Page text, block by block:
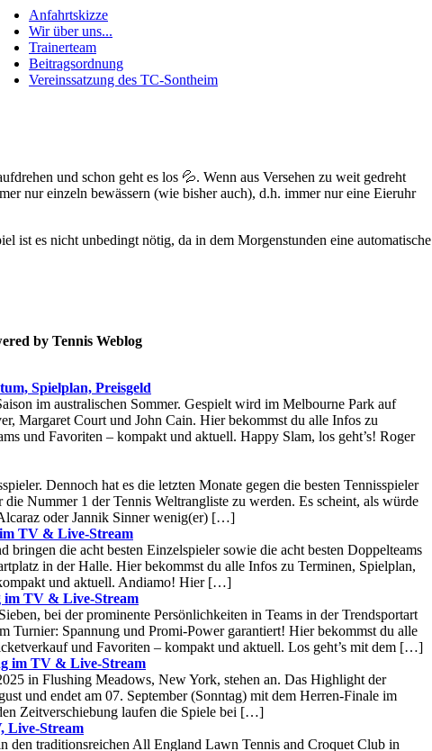
Anfahrtskizze
Wir über uns...
Trainerteam
Beitragsordnung
Vereinssatzung des TC-Sontheim
und schon geht es los 💦. Wenn aus Versehen zu weit gedreht
nur einzeln bewässern (wie bisher auch), d.h. immer nur eine Eieruhr
ist es nicht unbedingt nötig, da in dem Morgenstunden eine automatische
by Tennis Weblog
Spielplan, Preisgeld
im australischen Sommer. Gespielt wird im Melbourne Park auf
Margaret Court und John Cain. Hier bekommst du alle Infos zu
und Favoriten – kompakt und aktuell. Happy Slam, los geht’s! Roger
Dennoch hat es die letzten Monate gegen die besten Tennisspieler
Nummer 1 der Tennis Weltrangliste zu werden. Es scheint, als würde
oder Jannik Sinner wenig(er) […]
TV & Live-Stream
die acht besten Einzelspieler sowie die acht besten Doppelteams
in der Halle. Hier bekommst du alle Infos zu Terminen, Spielplan,
und aktuell. Andiamo! Hier […]
im TV & Live-Stream
bei der prominente Persönlichkeiten in Teams in der Trendsportart
Turnier: Spannung und Promi-Power garantiert! Hier bekommst du alle
und Favoriten – kompakt und aktuell. Los geht’s mit dem […]
im TV & Live-Stream
in Flushing Meadows, New York, stehen an. Das Highlight der
und endet am 07. September (Sonntag) mit dem Herren-Finale im
Zeitverschiebung laufen die Spiele bei […]
Live-Stream
den traditionsreichen All England Lawn Tennis and Croquet Club in